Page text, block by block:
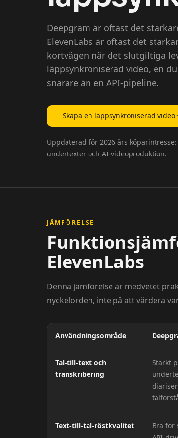
Deepgram är oftast det
ElevenLabs är oftast det
kortvägen när det slutgiltiga
läppsynkroniserad video, en
snarare än en API-pipeline.
Skapa en läppsynkroniserad video
Uppdaterad för 2026 års
undertexter och AI-videoproduktion.
JÄMFÖRELSE
ElevenLabs
Denna jämförelse är medvetet
nyckelorden, inte på att värdera
Användningsområde
Tal-till-text och
transkribering
Starkt
Text-till-tal-röstkvalitet
Bra för